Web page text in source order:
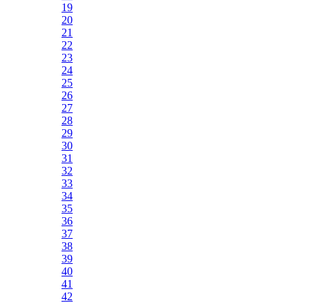
19
20
21
22
23
24
25
26
27
28
29
30
31
32
33
34
35
36
37
38
39
40
41
42